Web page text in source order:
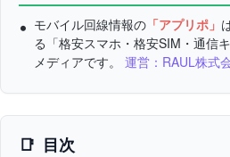
モバイル回線情報の 「アプリポ」
る「格安スマホ・格安SIM・通信
メディアです。 運営：RAUL株式
目次